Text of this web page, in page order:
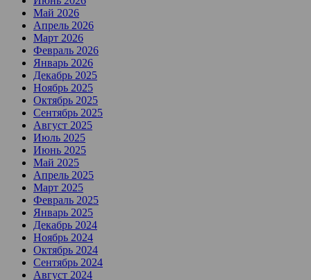
Май 2026
Апрель 2026
Март 2026
Февраль 2026
Январь 2026
Декабрь 2025
Ноябрь 2025
Октябрь 2025
Сентябрь 2025
Август 2025
Июль 2025
Июнь 2025
Май 2025
Апрель 2025
Март 2025
Февраль 2025
Январь 2025
Декабрь 2024
Ноябрь 2024
Октябрь 2024
Сентябрь 2024
Август 2024